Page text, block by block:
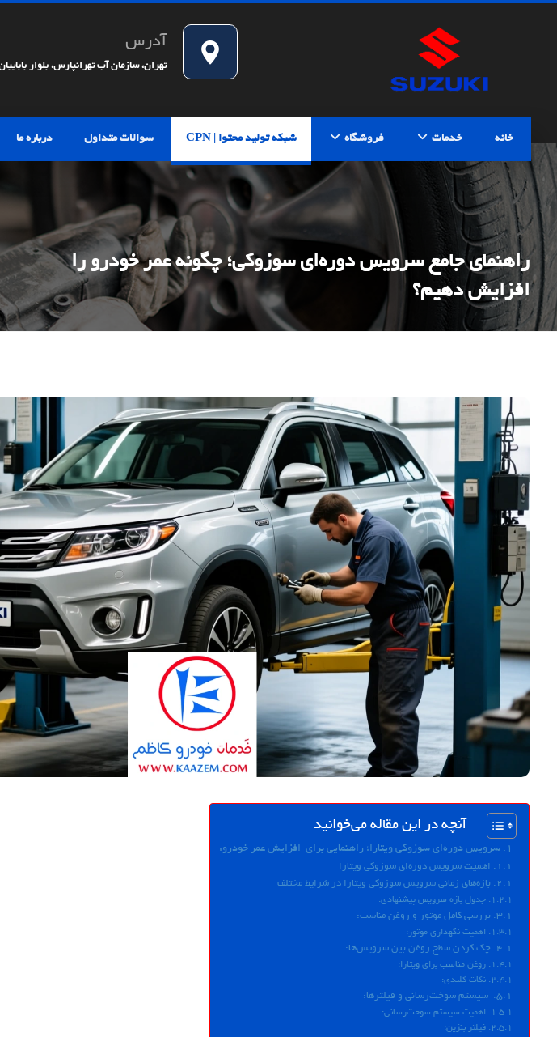
آدرس
تهران، سازمان آب تهرانپارس، بلوار
خانه خدمات فروشگاه شبکه تولید محتوا | CPN سوالات متداول درباره ما
راهنمای جامع سرویس دوره‌ای سوزوکی؛ چگونه عمر خودرو را
افزایش دهیم؟
آنچه در این مقاله می‌خوانید
سرویس دوره‌ای سوزوکی ویتارا؛ راهنمایی برای افزایش عمر خودرو:
اهمیت سرویس دوره‌ای سوزوکی ویتارا
بازه‌های زمانی سرویس سوزوکی ویتارا در شرایط مختلف
جدول بازه سرویس پیشنهادی:
بررسی کامل موتور و روغن مناسب:
اهمیت نگهداری موتور:
چک کردن سطح روغن بین سرویس‌ها:
روغن مناسب برای ویتارا:
نکات کلیدی:
سیستم سوخت‌رسانی و فیلترها:
اهمیت سیستم سوخت‌رسانی:
فیلتر بنزین: